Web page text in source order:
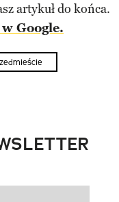
artykuł do końca.
Google.